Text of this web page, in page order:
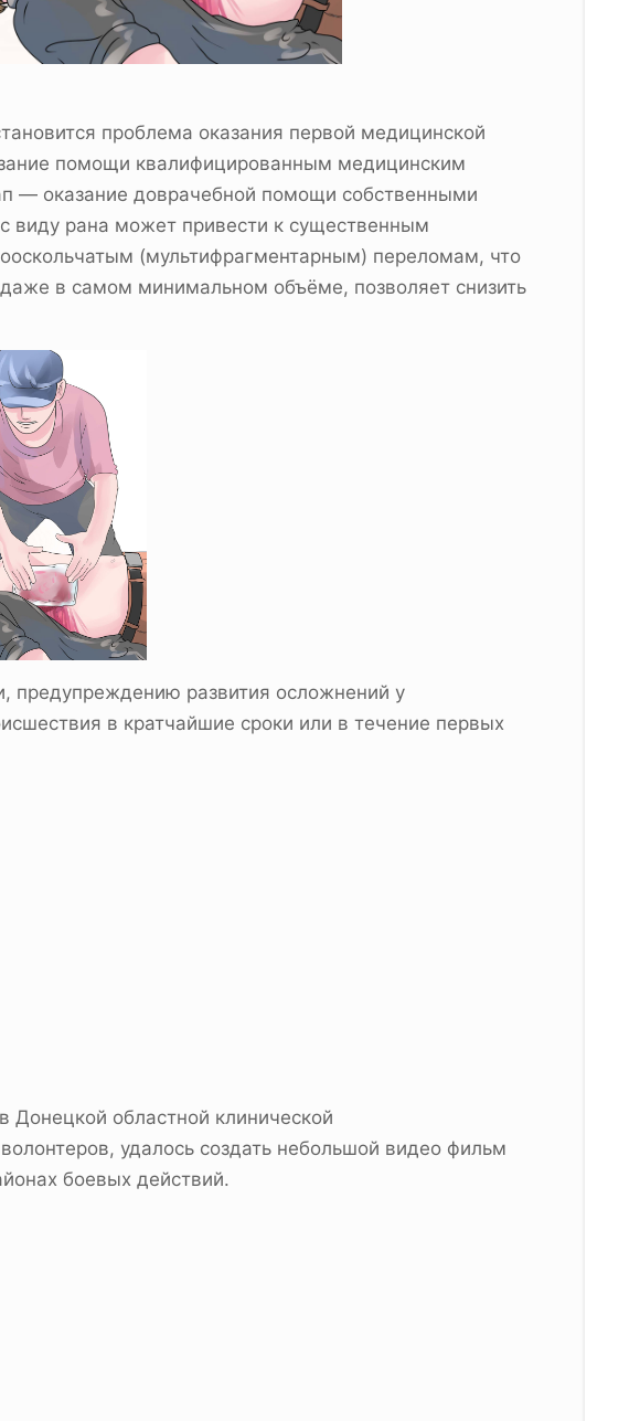
проблема оказания первой медицинской
помощи квалифицированным медицинским
— оказание доврачебной помощи собственными
рана может привести к существенным
(мультифрагментарным) переломам, что
в самом минимальном объёме, позволяет снизить
предупреждению развития осложнений у
в кратчайшие сроки или в течение первых
Донецкой областной клинической
удалось создать небольшой видео фильм
боевых действий.